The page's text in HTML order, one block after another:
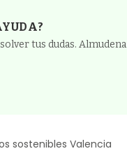
tus dudas. Almudena